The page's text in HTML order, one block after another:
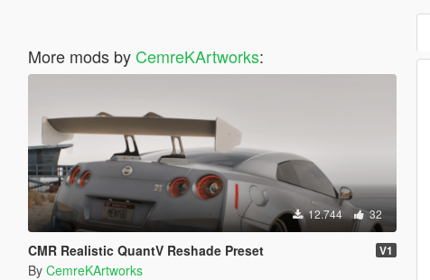
More mods by CemreKArtworks:
12.744 32
CMR Realistic QuantV Reshade Preset V1
By CemreKArtworks